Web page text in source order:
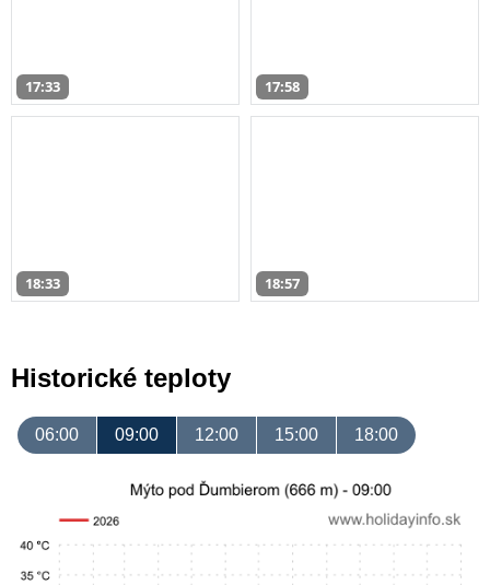
17:33 17:58
18:33 18:57
Historické teploty
06:00 09:00 12:00 15:00 18:00